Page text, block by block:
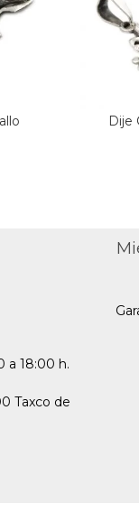
Dije
a 18:00 h.
Taxco de